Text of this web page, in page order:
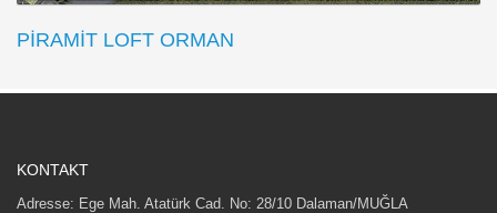
PİRAMİT LOFT ORMAN
KONTAKT
Adresse: Ege Mah. Atatürk Cad. No: 28/10 Dalaman/MUĞLA